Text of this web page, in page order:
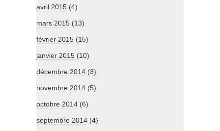
avril 2015 (4)
mars 2015 (13)
février 2015 (15)
janvier 2015 (10)
décembre 2014 (3)
novembre 2014 (5)
octobre 2014 (6)
septembre 2014 (4)